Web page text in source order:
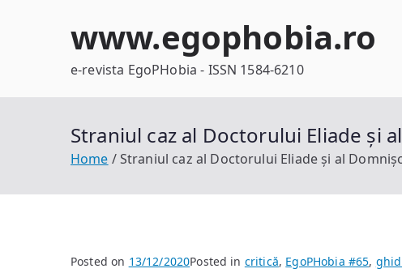
www.egophobia.ro
e-revista EgoPHobia - ISSN 1584-6210
Straniul caz al Doctorului Eliade și
Home Straniul caz al Doctorului Eliade și al
Posted on 13/12/2020Posted in critică, EgoPHobia #65,